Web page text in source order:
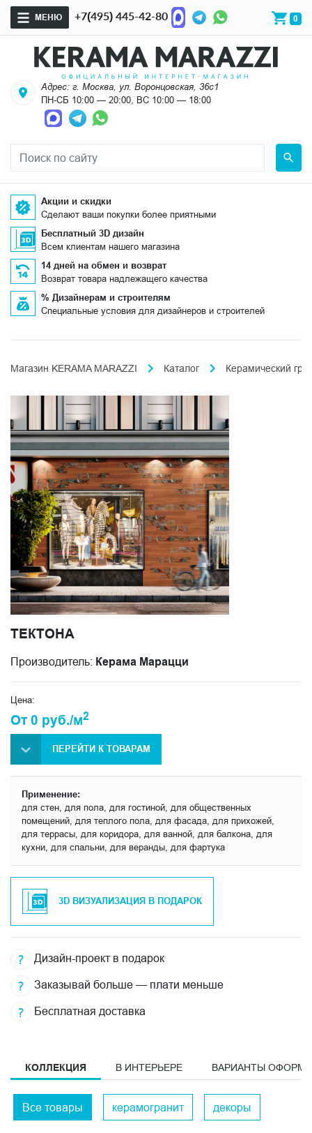
МЕНЮ +7(495) 445-42-80 0
Адрес: г. Москва, ул. Воронцовская, 36с1
ПН-СБ 10:00 — 20:00, ВС 10:00 — 18:00
Акции и скидки
Сделают ваши покупки более приятными
Бесплатный 3D дизайн
Всем клиентам нашего магазина
14 дней на обмен и возврат
Возврат товара надлежащего качества
% Дизайнерам и строителям
Специальные условия для дизайнеров и строителей
Магазин KERAMA MARAZZI Каталог Керамический
ТЕКТОНА
Производитель: Керама Марацци
Цена:
От 0 руб./м2
ПЕРЕЙТИ К ТОВАРАМ
Применение:
для стен, для пола, для гостиной, для общественных
помещений, для теплого пола, для фасада, для прихожей,
для террасы, для коридора, для ванной, для балкона, для
кухни, для спальни, для веранды, для фартука
3D ВИЗУАЛИЗАЦИЯ В ПОДАРОК
Дизайн-проект в подарок
Заказывай больше — плати меньше
Бесплатная доставка
КОЛЛЕКЦИЯ В ИНТЕРЬЕРЕ ВАРИАНТЫ
Все товары керамогранит декоры